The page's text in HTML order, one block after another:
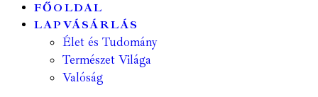
FŐOLDAL
LAPVÁSÁRLÁS
Élet és Tudomány
Természet Világa
Valóság